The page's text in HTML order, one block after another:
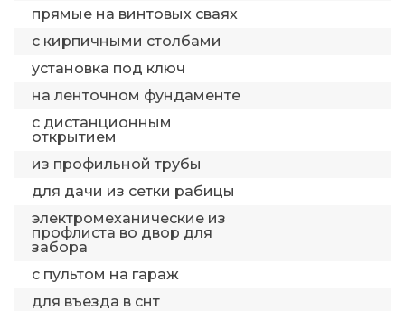
прямые на винтовых сваях
с кирпичными столбами
установка под ключ
на ленточном фундаменте
с дистанционным
открытием
из профильной трубы
для дачи из сетки рабицы
электромеханические из
профлиста во двор для
забора
с пультом на гараж
для въезда в снт